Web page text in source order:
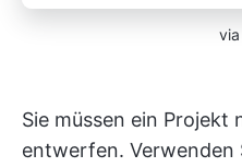
Sie müssen ein Projekt
entwerfen. Verwenden